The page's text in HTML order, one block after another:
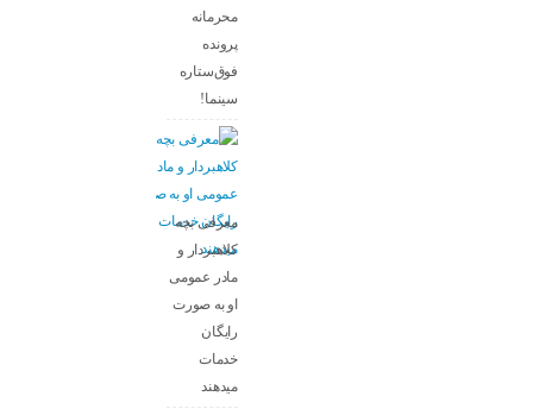
محرمانه
پرونده
فوق‌ستاره
سینما!
معرفی بچه
کلاهبردار و
مادر عمومی
او به صورت
رایگان
خدمات
میدهند